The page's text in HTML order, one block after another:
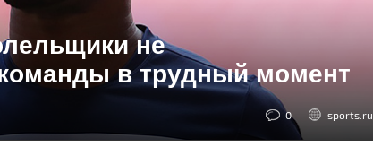
не
в трудный момент
0 sports.ru